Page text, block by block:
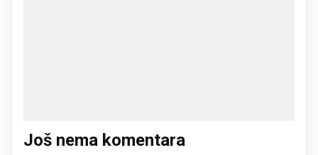
Još nema komentara